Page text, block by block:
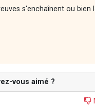
s'enchaînent ou
vous aimé ?